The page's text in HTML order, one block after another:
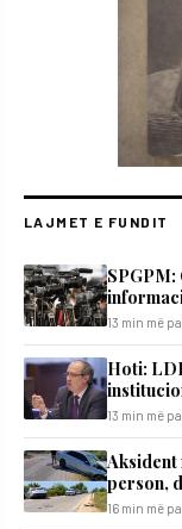
LAJMET E FUNDIT
SPGPM:
13 min më
Hoti:
13 min më
Aksident
person,
16 min më